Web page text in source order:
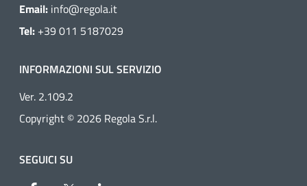
Email: info@regola.it
Tel: +39 011 5187029
INFORMAZIONI SUL SERVIZIO
Ver. 2.109.2
Copyright © 2026 Regola S.r.l.
SEGUICI SU